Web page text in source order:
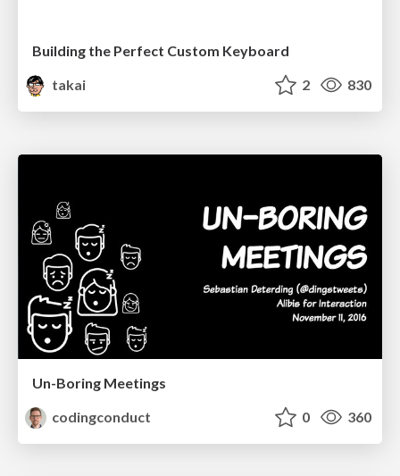
Building the Perfect Custom Keyboard
takai
2 830
Un-Boring Meetings
codingconduct
0 360